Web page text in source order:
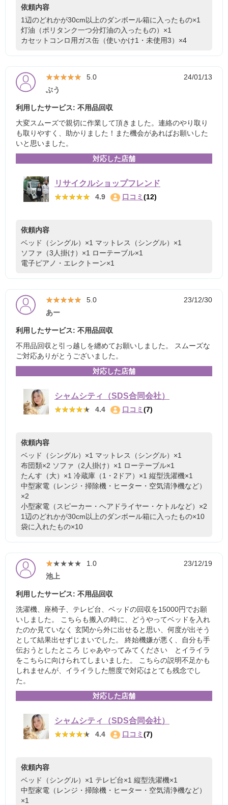
依頼内容
1辺のどれかが30cm以上のダンボール箱に入ったもの×1
灯油（ポリタンク一つ分灯油の入ったもの）×1
カセットコンロ用ガス缶（使いかけ1・未使用3）×4
★★★★★
★★★★★ 5.0
24/01/13
ぶう
利用したサービス: 不用品回収
大変スムーズで親切に作業して頂きました。連絡のやり取り
も取りやすく、助かりました！また機会があればお願いした
いと思いました。
対応した店舗
リサイクルショップフレンド
★★★★★
★★★★★ 4.9 口コミ (12)
依頼内容
ベッド（シングル）×1 マットレス（シングル）×1
ソファ（3人掛け）×1 ローテーブル×1
電子ピアノ・エレクトーン×1
★★★★★
★★★★★ 5.0
23/12/30
あー
利用したサービス: 不用品回収
不用品回収と引っ越しを纏めてお願いしました。 スムーズな
ご対応ありがとうございました。
対応した店舗
シャムシティ（SDS合同会社）
★★★★★
★★★★★ 4.4 口コミ (7)
依頼内容
ベッド（シングル）×1 マットレス（シングル）×1
布団類×2 ソファ（2人掛け）×1 ローテーブル×1
たんす（大）×1 冷蔵庫（1・2ドア）×1 縦型洗濯機×1
中型家電（レンジ・掃除機・ヒーター・空気清浄機など）
×2
小型家電（スピーカー・ヘアドライヤー・ケトルなど）×2
1辺のどれかが30cm以上のダンボール箱に入ったもの×10
袋に入れたもの×10
★★★★★
★★★★★ 1.0
23/12/19
池上
利用したサービス: 不用品回収
洗濯機、座椅子、テレビ台、ベッドの回収を15000円でお願
いしました。 こちらも搬入の時に、どうやってベッドを入れ
たのか見ていなく 玄関から外に出せると思い、何度が出そう
として結果出せずじまいでした。 終始機嫌が悪く、自分も手
伝おうとしたところ じゃあやってみてください とイライラ
をこちらに向けられてしまいました。 こちらの説明不足かも
しれませんが、イライラした態度で対応はとても残念でし
た。
対応した店舗
シャムシティ（SDS合同会社）
★★★★★
★★★★★ 4.4 口コミ (7)
依頼内容
ベッド（シングル）×1 テレビ台×1 縦型洗濯機×1
中型家電（レンジ・掃除機・ヒーター・空気清浄機など）
×1